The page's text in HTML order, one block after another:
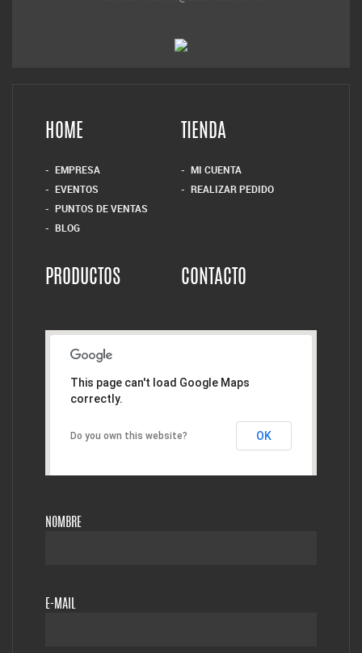
HOME
EMPRESA
EVENTOS
PUNTOS DE VENTAS
BLOG
TIENDA
MI CUENTA
REALIZAR PEDIDO
PRODUCTOS CONTACTO
This page can't load Google Maps
correctly.
Do you own this website? OK
NOMBRE
E-MAIL